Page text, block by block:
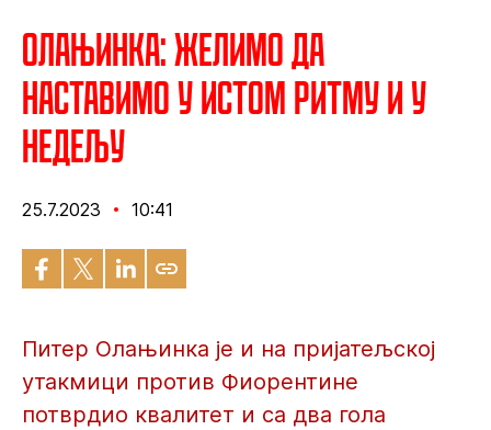
Олањинка: Желимо да
наставимо у истом ритму и у
недељу
25.7.2023 10:41
Питер Олањинка је и на пријатељској
утакмици против Фиорентине
потврдио квалитет и са два гола